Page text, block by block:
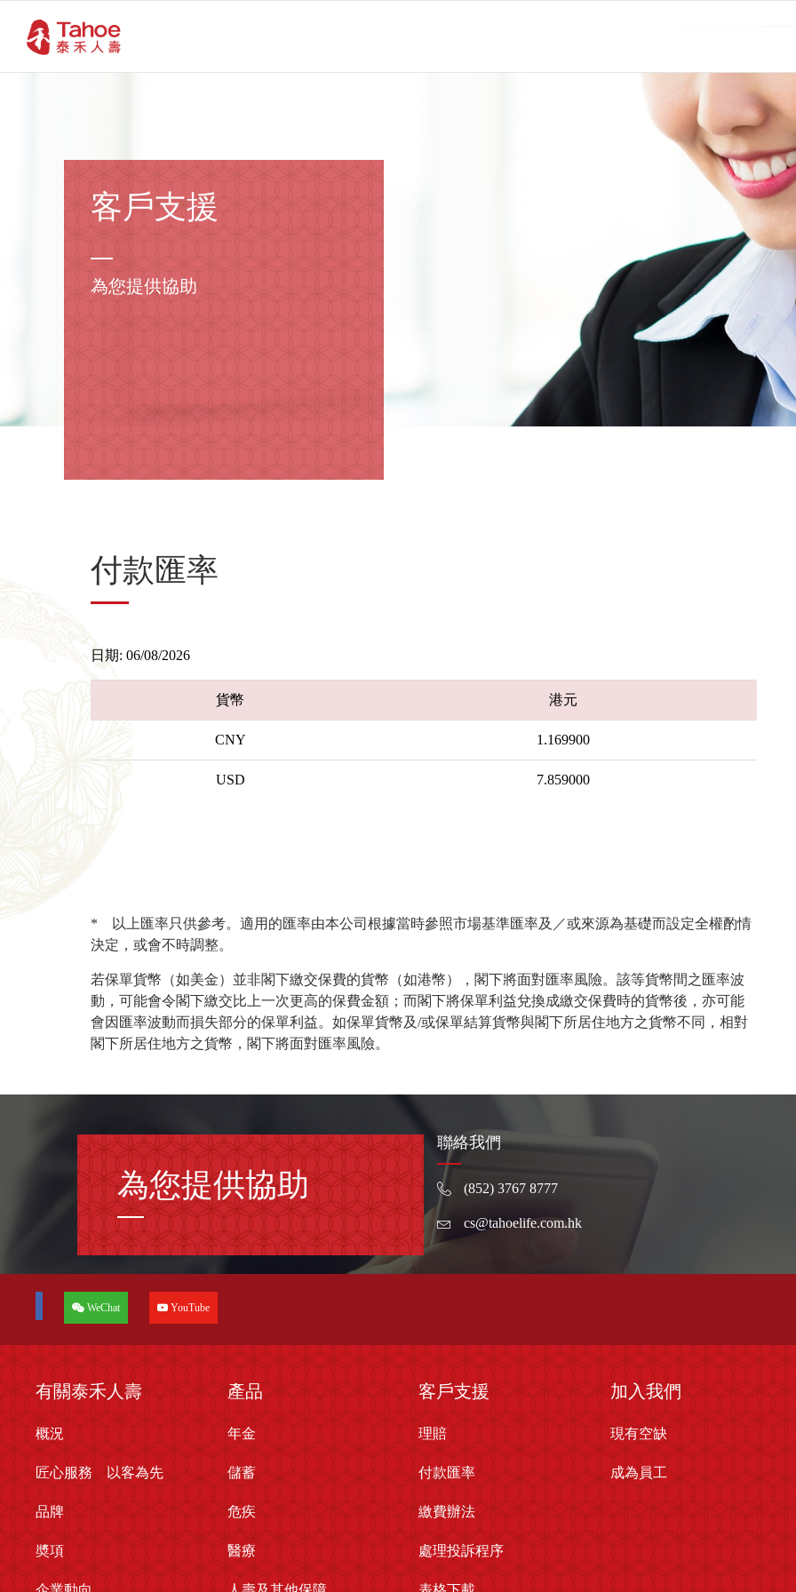
客戶支援
為您提供協助
付款匯率
日期: 06/08/2026
貨幣 港元
CNY 1.169900
USD 7.859000
* 以上匯率只供參考。適用的匯率由本公司根據當時參照市場基準匯率及／或來源為基礎而設定全權酌情
決定，或會不時調整。
若保單貨幣（如美金）並非閣下繳交保費的貨幣（如港幣），閣下將面對匯率風險。該等貨幣間之匯率波
動，可能會令閣下繳交比上一次更高的保費金額；而閣下將保單利益兌換成繳交保費時的貨幣後，亦可能
會因匯率波動而損失部分的保單利益。如保單貨幣及/或保單結算貨幣與閣下所居住地方之貨幣不同，相對
閣下所居住地方之貨幣，閣下將面對匯率風險。
為您提供協助
聯絡我們
(852) 3767 8777
cs@tahoelife.com.hk
WeChat YouTube
有關泰禾人壽
概況
匠心服務 以客為先
品牌
奬項
產品
年金
儲蓄
危疾
醫療
客戶支援
理賠
付款匯率
繳費辦法
處理投訴程序
加入我們
現有空缺
成為員工